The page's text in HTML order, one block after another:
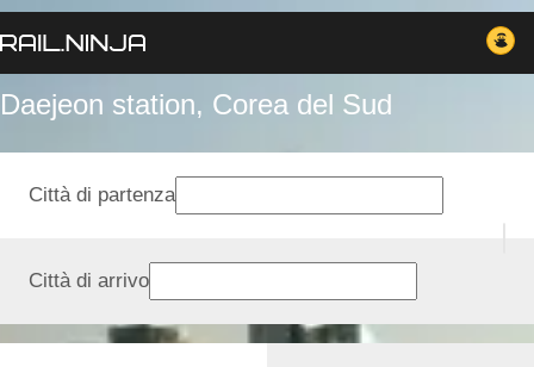
Daejeon station, Corea del Sud
Città di partenza
Città di arrivo